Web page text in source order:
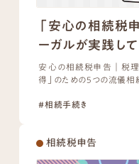
「安心の相続税
ーガルが実践し
安心の相続税申告｜税
得」のための5つの流儀相
#相続手続き
相続税申告